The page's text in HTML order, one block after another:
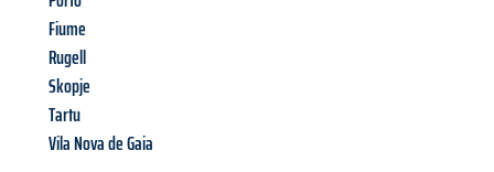
Fiume
Rugell
Skopje
Tartu
Vila Nova de Gaia